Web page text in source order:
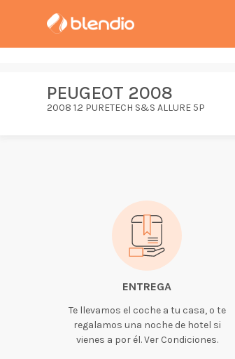
PEUGEOT 2008
2008 1.2 PURETECH S&S ALLURE 5P
ENTREGA
Te llevamos el coche a tu casa, o te
regalamos una noche de hotel si
vienes a por él. Ver Condiciones.